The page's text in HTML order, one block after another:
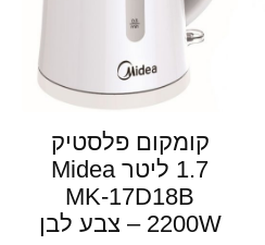
קומקום פלסטיק
1.7 ליטר Midea
MK-17D18B
2200W – צבע לבן